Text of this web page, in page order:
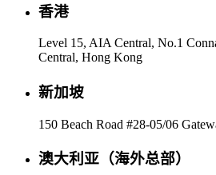
香港
Level 15, AIA Central, No.1
Central, Hong Kong
新加坡
150 Beach Road #28-05/06
澳大利亚（海外总部）